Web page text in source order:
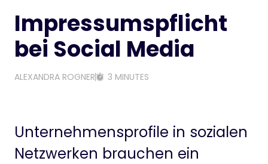
Impressumspflicht
bei Social Media
ALEXANDRA ROGNER 3 MINUTES
Unternehmensprofile in sozialen
Netzwerken brauchen ein